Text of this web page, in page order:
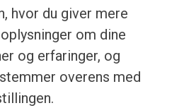
hvor du giver mere
om dine
og erfaringer, og
overens med